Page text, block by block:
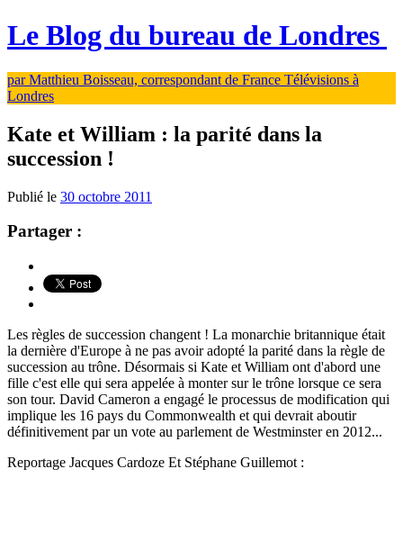
Le Blog du bureau de Londres
par Matthieu Boisseau, correspondant de France Télévisions à
Londres
Kate et William : la parité dans la
succession !
Publié le 30 octobre 2011
Partager :
Les règles de succession changent ! La monarchie britannique était
la dernière d'Europe à ne pas avoir adopté la parité dans la règle de
succession au trône. Désormais si Kate et William ont d'abord une
fille c'est elle qui sera appelée à monter sur le trône lorsque ce sera
son tour. David Cameron a engagé le processus de modification qui
implique les 16 pays du Commonwealth et qui devrait aboutir
définitivement par un vote au parlement de Westminster en 2012...
Reportage Jacques Cardoze Et Stéphane Guillemot :